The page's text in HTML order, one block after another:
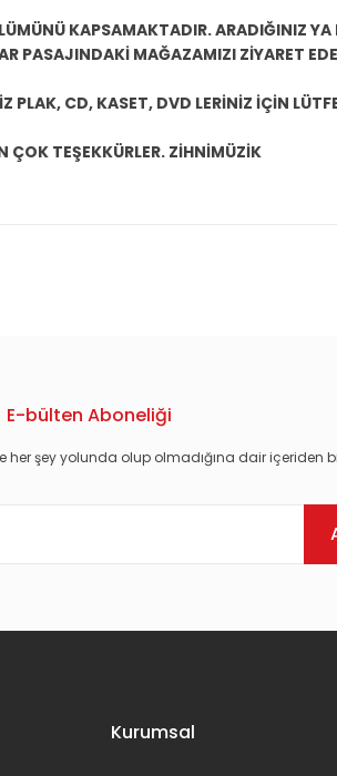
KAPSAMAKTADIR. ARADIĞINIZ
PASAJINDAKİ MAĞAZAMIZI ZİYARET
PLAK, CD, KASET, DVD LERİNİZ İÇİN
ÇOK TEŞEKKÜRLER. ZİHNİMÜZİK
E-bülten Aboneliği
her şey yolunda olup olmadığına dair içeriden
Kurumsal